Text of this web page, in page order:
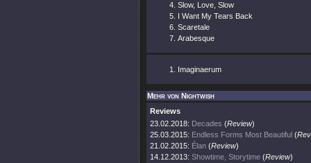
Slow, Love, Slow
I Want My Tears Back
Scaretale
Arabesque
Imaginaerum
Mehr von Nightwish
Reviews
23.02.2018: Decades (Review)
25.03.2015: Endless Forms Most Beautiful (
21.02.2015: Élan (Review)
14.12.2013: Showtime, Storytime (Review)